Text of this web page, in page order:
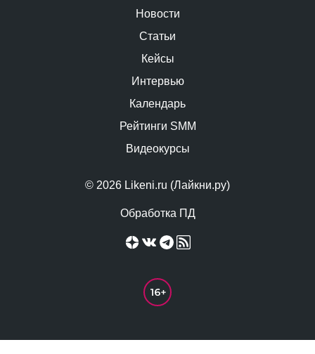
© 2026 Likeni.ru (Лайкни.ру)
Обработка ПД
Новости
Статьи
Кейсы
Интервью
Календарь
Рейтинги SMM
Видеокурсы